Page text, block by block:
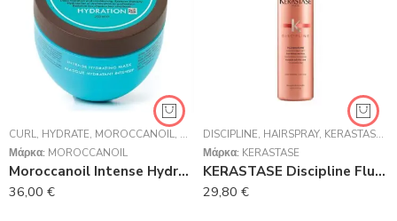
CURL, HYDRATE, MOROCCANOIL, ΘΕΡΑΠΕΊΕΣ,ΘΕΡΑΠΕΊΕΣ,ΜΆΣΚΕΣ,
Μάρκα: MOROCCANOIL
Moroccanoil Intense Hydrating Mask 250ml
36,00 €
DISCIPLINE, HAIRSPRAY, KERASTASE ,
Μάρκα: KERASTASE
KERASTASE Discipline FluIdealiste Spray Σπρέι κατά του Φριζαρίσματος Για Ατίθασα Μαλλιά 150ml
29,80 €